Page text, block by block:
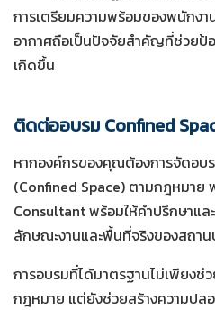
การเตรียมความพร้อมของพนักง
อากาศถือเป็นปัจจัยสำคัญที่ช่วย
เกิดขึ้น
ติดต่ออบรม Confined
หากองค์กรของคุณต้องการจัดอบ
(Confined Space) ตามกฎหมาย
Consultant พร้อมให้คำปรึกษาแ
ลักษณะงานและพื้นที่จริงของสถาน
การอบรมที่ได้มาตรฐานไม่เพียง
กฎหมาย แต่ยังช่วยสร้างความป